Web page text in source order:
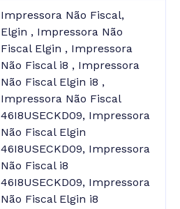
Impressora Não Fiscal,
Elgin , Impressora Não
Fiscal Elgin , Impressora
Não Fiscal i8 , Impressora
Não Fiscal Elgin i8 ,
Impressora Não Fiscal
46I8USECKD09, Impressora
Não Fiscal Elgin
46I8USECKD09, Impressora
Não Fiscal i8
46I8USECKD09, Impressora
Não Fiscal Elgin i8